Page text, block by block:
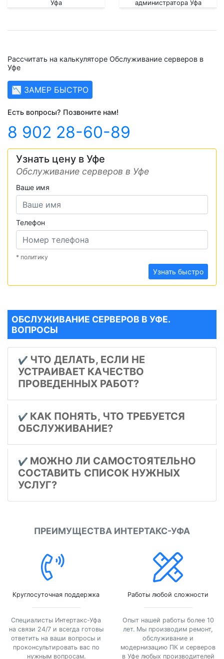
Уфа администратора Уфа
Рассчитать на калькуляторе Обслуживание серверов в
Уфе
📉 ЗАМЕР БЫСТРО
Есть вопросы? Позвоните нам!
8 902 28-60-89
Узнать цену в Уфе
Обслуживание серверов в Уфе
Ваше имя
Телефон
* политику
Узнать быстро
ОБСЛУЖИВАНИЕ СЕРВЕРОВ В УФЕ.
ВОПРОСЫ
✔️ ЧТО ДЕЛАТЬ, ЕСЛИ НЕ
УСТРАИВАЕТ КАЧЕСТВО
ПРОВЕДЕННЫХ РАБОТ?
✔️ КАК ПОНЯТЬ, ЧТО ТРЕБУЕТСЯ
ОБСЛУЖИВАНИЕ?
✔️ МОЖНО ЛИ САМОСТОЯТЕЛЬНО
СОСТАВИТЬ СПИСОК НУЖНЫХ
УСЛУГ?
ПРЕИМУЩЕСТВА ИНТЕРТАКС-УФА
Круглосуточная поддержка
Специалисты Интертакс-Уфа
на связи 24/7 и всегда готовы
ответить на ваши вопросы и
проконсультировать вас по
нужным вопросам.
Работы любой сложности
Опыт нашей работы более 10
лет. Мы производим ремонт,
обслуживание и
модернизацию ПК и серверов
в Уфе любых производителей